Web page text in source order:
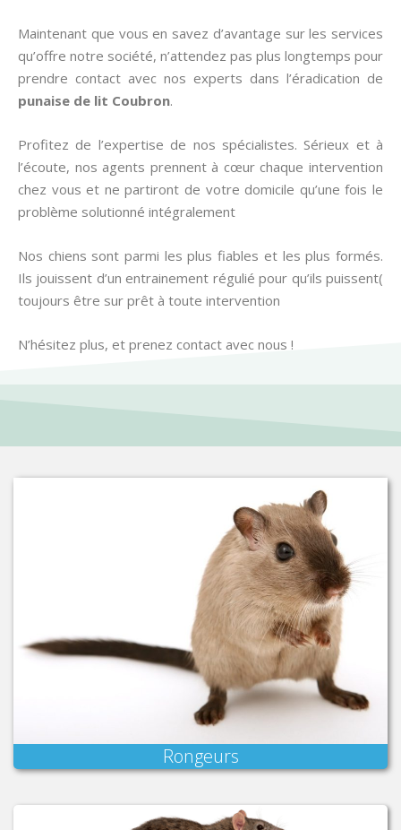
Maintenant que vous en savez d’avantage sur les services
qu’offre notre société, n’attendez pas plus longtemps pour
prendre contact avec nos experts dans l’éradication de
punaise de lit Coubron.
Profitez de l’expertise de nos spécialistes. Sérieux et à
l’écoute, nos agents prennent à cœur chaque intervention
chez vous et ne partiront de votre domicile qu’une fois le
problème solutionné intégralement
Nos chiens sont parmi les plus fiables et les plus formés.
Ils jouissent d’un entrainement régulié pour qu’ils puissent(
toujours être sur prêt à toute intervention
N’hésitez plus, et prenez contact avec nous !
Rongeurs